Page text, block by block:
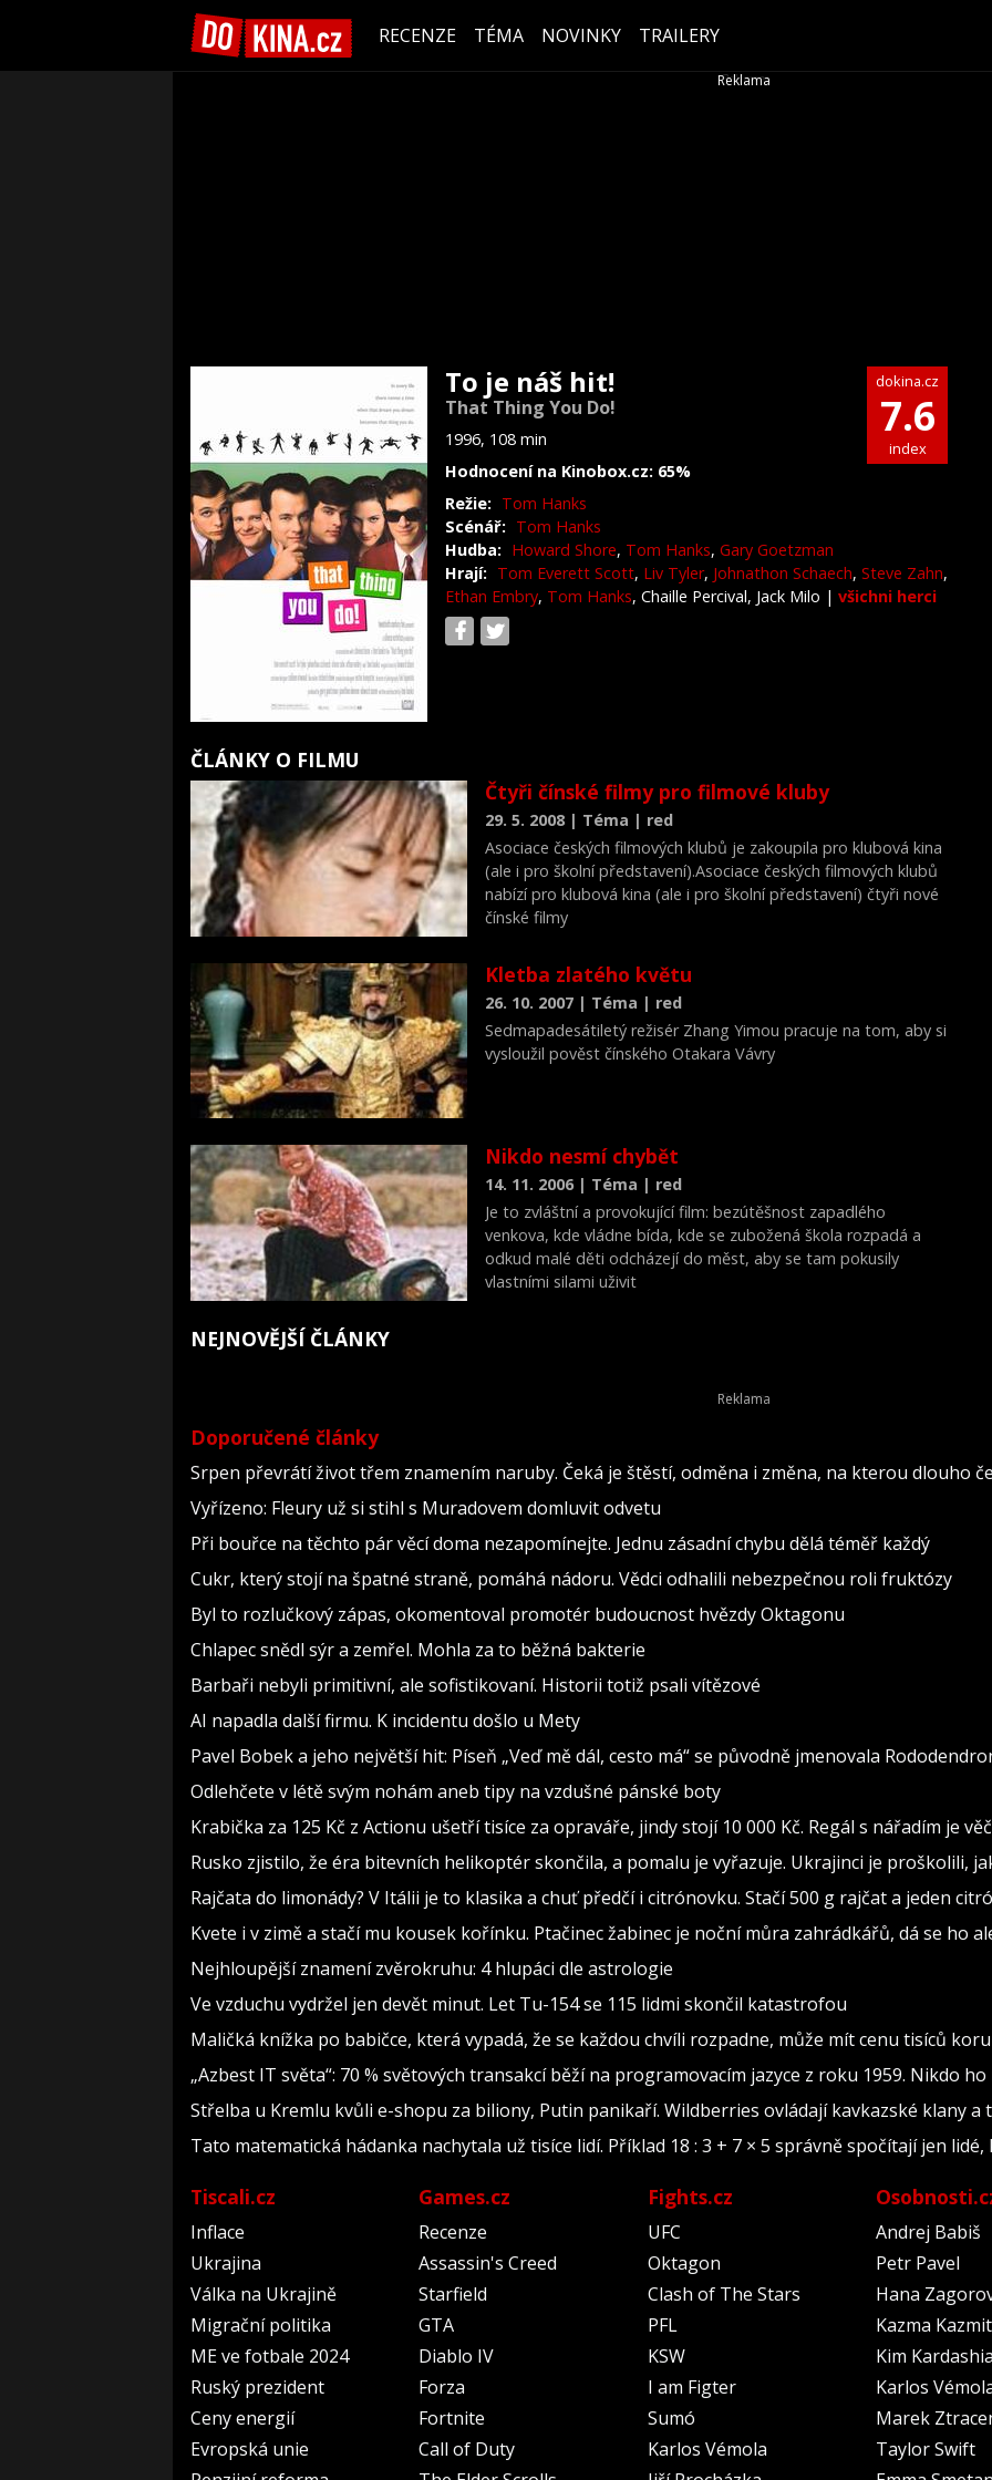
RECENZE TÉMA NOVINKY TRAILERY
To je náš hit!
That Thing You Do!
1996, 108 min
Hodnocení na Kinobox.cz: 65%
dokina.cz
7.6
index
Režie: Tom Hanks
Scénář: Tom Hanks
Hudba: Howard Shore, Tom Hanks, Gary Goetzman
Hrají: Tom Everett Scott, Liv Tyler, Johnathon Schaech, Steve Zahn,
Ethan Embry, Tom Hanks, Chaille Percival, Jack Milo | všichni herci
ČLÁNKY O FILMU
Čtyři čínské filmy pro filmové kluby
29. 5. 2008 | Téma | red
Asociace českých filmových klubů je zakoupila pro klubová kina
(ale i pro školní představení).Asociace českých filmových klubů
nabízí pro klubová kina (ale i pro školní představení) čtyři nové
čínské filmy
Kletba zlatého květu
26. 10. 2007 | Téma | red
Sedmapadesátiletý režisér Zhang Yimou pracuje na tom, aby si
vysloužil pověst čínského Otakara Vávry
Nikdo nesmí chybět
14. 11. 2006 | Téma | red
Je to zvláštní a provokující film: bezútěšnost zapadlého
venkova, kde vládne bída, kde se zubožená škola rozpadá a
odkud malé děti odcházejí do měst, aby se tam pokusily
vlastními silami uživit
NEJNOVĚJŠÍ ČLÁNKY
Doporučené články
Srpen převrátí život třem znamením naruby. Čeká je štěstí, odměna i změna, na kterou dlouho
Vyřízeno: Fleury už si stihl s Muradovem domluvit odvetu
Při bouřce na těchto pár věcí doma nezapomínejte. Jednu zásadní chybu dělá téměř každý
Cukr, který stojí na špatné straně, pomáhá nádoru. Vědci odhalili nebezpečnou roli fruktózy
Byl to rozlučkový zápas, okomentoval promotér budoucnost hvězdy Oktagonu
Chlapec snědl sýr a zemřel. Mohla za to běžná bakterie
Barbaři nebyli primitivní, ale sofistikovaní. Historii totiž psali vítězové
AI napadla další firmu. K incidentu došlo u Mety
Pavel Bobek a jeho největší hit: Píseň „Veď mě dál, cesto má“ se původně jmenovala
Odlehčete v létě svým nohám aneb tipy na vzdušné pánské boty
Krabička za 125 Kč z Actionu ušetří tisíce za opraváře, jindy stojí 10 000 Kč. Regál s nářadím je
Rusko zjistilo, že éra bitevních helikoptér skončila, a pomalu je vyřazuje. Ukrajinci je proškolili,
Rajčata do limonády? V Itálii je to klasika a chuť předčí i citrónovku. Stačí 500 g rajčat a jeden
Kvete i v zimě a stačí mu kousek kořínku. Ptačinec žabinec je noční můra zahrádkářů, dá se ho
Nejhloupější znamení zvěrokruhu: 4 hlupáci dle astrologie
Ve vzduchu vydržel jen devět minut. Let Tu-154 se 115 lidmi skončil katastrofou
Maličká knížka po babičce, která vypadá, že se každou chvíli rozpadne, může mít cenu tisíců
„Azbest IT světa“: 70 % světových transakcí běží na programovacím jazyce z roku 1959. Nikdo
Střelba u Kremlu kvůli e-shopu za biliony, Putin panikaří. Wildberries ovládají kavkazské klany a
Tato matematická hádanka nachytala už tisíce lidí. Příklad 18 : 3 + 7 × 5 správně spočítají jen
Tiscali.cz
Inflace
Ukrajina
Válka na Ukrajině
Migrační politika
ME ve fotbale 2024
Ruský prezident
Ceny energií
Evropská unie
Games.cz
Recenze
Assassin's Creed
Starfield
GTA
Diablo IV
Forza
Fortnite
Call of Duty
Fights.cz
UFC
Oktagon
Clash of The Stars
PFL
KSW
I am Figter
Sumó
Karlos Vémola
Andrej Babiš
Petr Pavel
Hana
Kazma
Kim
Karlos
Marek
Taylor Swift